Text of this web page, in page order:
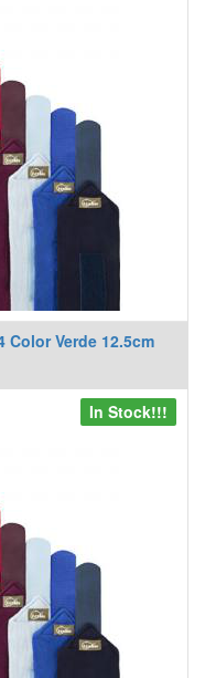
Color Verde 12.5cm
In Stock!!!